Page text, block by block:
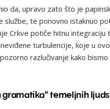
da, upravo zato što je
službe, te ponovno istaknuo
Crkve potiče hitnu
turbulencije, koje u
razlučivanje kako
temeljnih